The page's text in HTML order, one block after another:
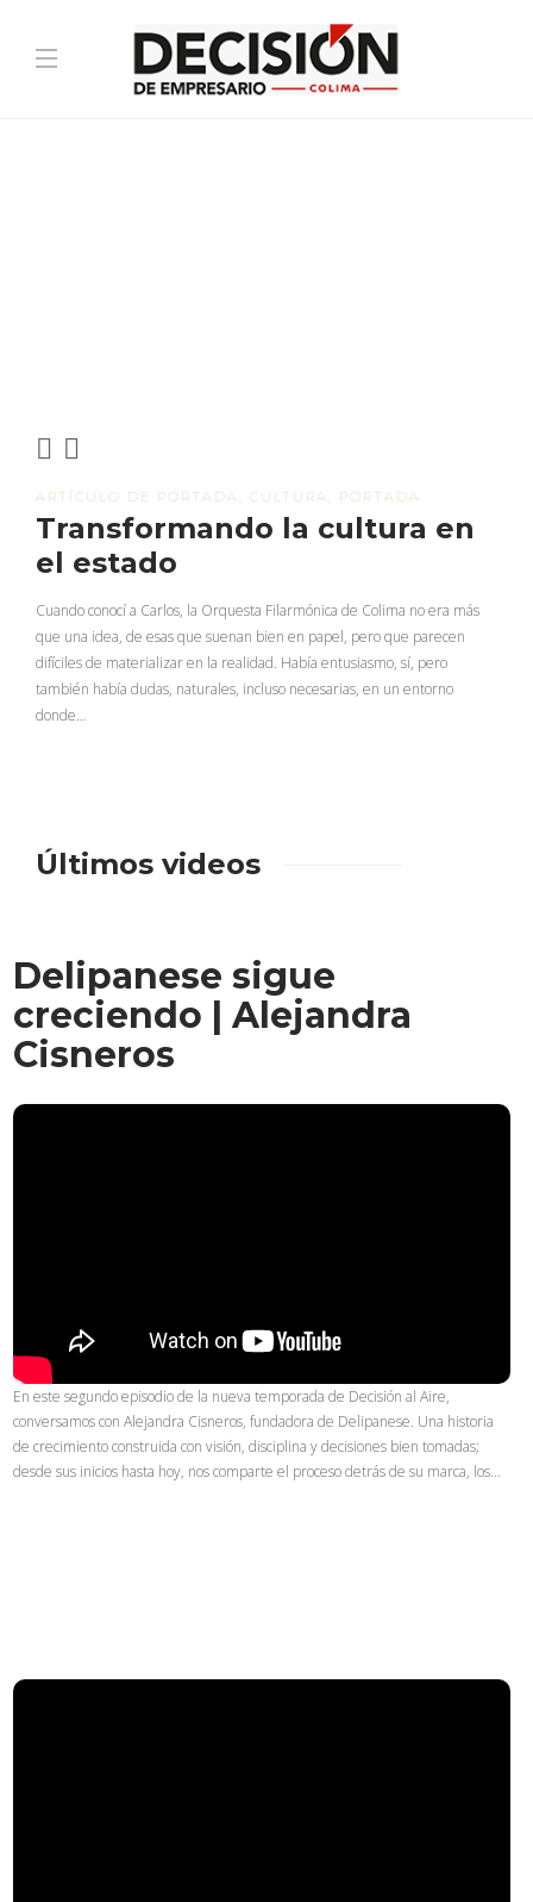
ARTÍCULO DE PORTADA CULTURA PORTADA
Transformando la cultura en
el estado
Cuando conocí a Carlos, la Orquesta Filarmónica de Colima no era más
que una idea, de esas que suenan bien en papel, pero que parecen
difíciles de materializar en la realidad. Había entusiasmo, sí, pero
también había dudas, naturales, incluso necesarias, en un entorno
donde…
Últimos videos
Delipanese sigue
creciendo | Alejandra
Cisneros
En este segundo episodio de la nueva temporada de Decisión al Aire,
conversamos con Alejandra Cisneros, fundadora de Delipanese. Una historia
de crecimiento construida con visión, disciplina y decisiones bien tomadas;
desde sus inicios hasta hoy, nos comparte el proceso detrás de su marca, los…